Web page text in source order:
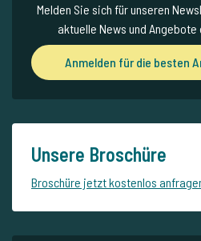
Melden Sie sich für unseren
aktuelle News und
Anmelden für die besten
Unsere Broschüre
Broschüre jetzt kostenlos